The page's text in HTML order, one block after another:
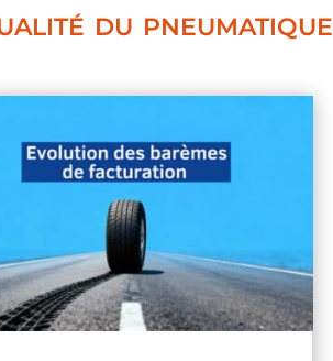
du pneumatique